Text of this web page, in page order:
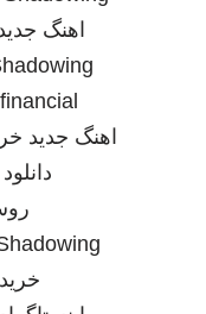
اهنگ
اهنگ جدید